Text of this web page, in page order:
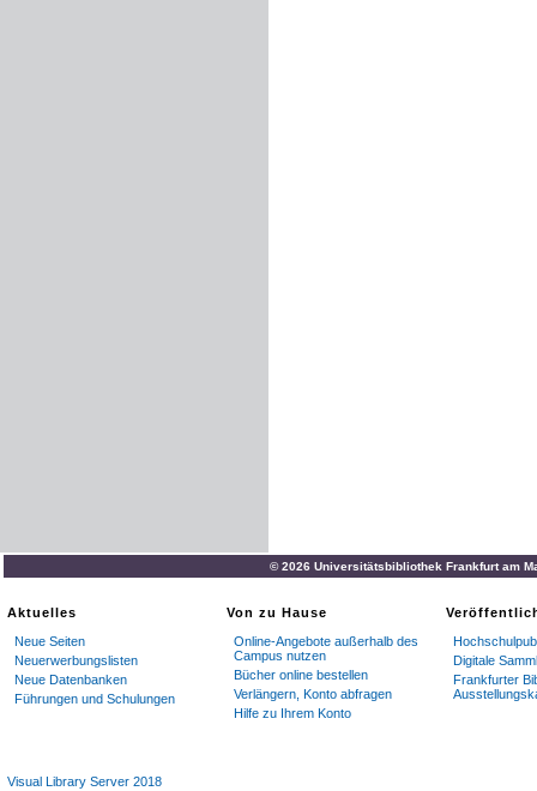
© 2026 Universitätsbibliothek Frankfurt am
Aktuelles
Neue Seiten
Neuerwerbungslisten
Neue Datenbanken
Führungen und Schulungen
Von zu Hause
Online-Angebote außerhalb des
Campus nutzen
Bücher online bestellen
Verlängern, Konto abfragen
Hilfe zu Ihrem Konto
Digitale
Frankfurter
Visual Library Server 2018